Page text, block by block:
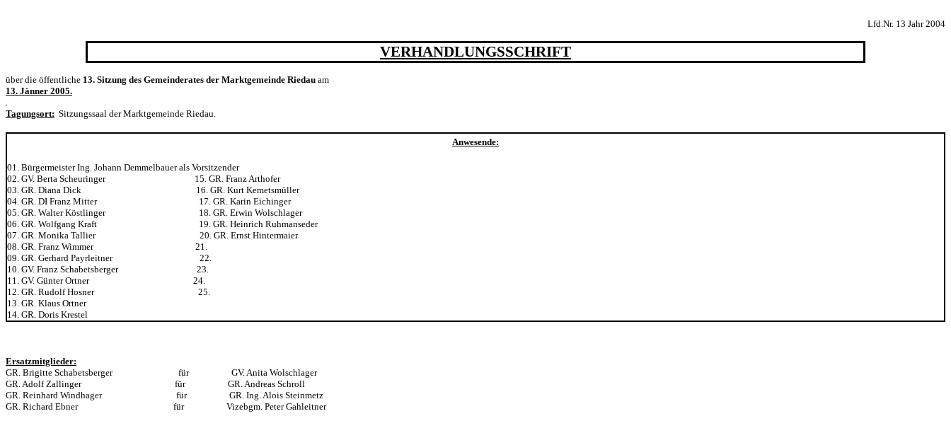
Lfd.Nr. 13 Jahr 2004
VERHANDLUNGSSCHRIFT
über die öffentliche 13. Sitzung des Gemeinderates der Marktgemeinde Riedau am
13. Jänner 2005.
Tagungsort: Sitzungssaal der Marktgemeinde Riedau.
Anwesende:
01. Bürgermeister Ing. Johann Demmelbauer als Vorsitzender
02. GV. Berta Scheuringer 15. GR. Franz Arthofer
03. GR. Diana Dick 16. GR. Kurt Kemetsmüller
04. GR. DI Franz Mitter 17. GR. Karin Eichinger
05. GR. Walter Köstlinger 18. GR. Erwin Wolschlager
06. GR. Wolfgang Kraft 19. GR. Heinrich Ruhmanseder
07. GR. Monika Tallier 20. GR. Ernst Hintermaier
08. GR. Franz Wimmer 21.
09. GR. Gerhard Payrleitner 22.
10. GV. Franz Schabetsberger 23.
11. GV. Günter Ortner 24.
12. GR. Rudolf Hosner 25.
13. GR. Klaus Ortner
14. GR. Doris Krestel
Ersatzmitglieder:
GR. Brigitte Schabetsberger für GV. Anita Wolschlager
GR. Adolf Zallinger für GR. Andreas Schroll
GR. Reinhard Windhager für GR. Ing. Alois Steinmetz
GR. Richard Ebner für Vizebgm. Peter Gahleitner